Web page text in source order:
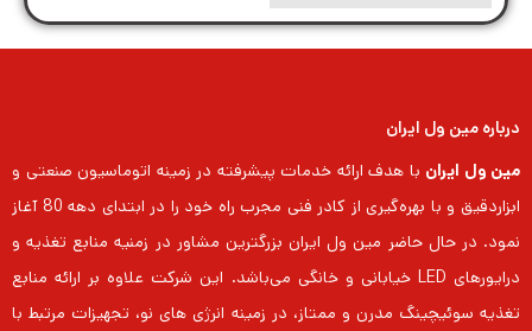
درباره مین ول ایران
مین ول ایران با هدف ارائه خدمات پیشرفته در زمینه اتوماسیون صنعتی و
ابزاردقیق و با بهره‌گیری از کادر فنی مجرب راه خود را در ابتدای دهه 80 آغاز
نمود. در حال حاضر مین ول ایران بزرگترین مشاور در زمنیه منابع تغذیه و
درایورهای LED خیابانی و خانگی می‌باشد. این شرکت علاوه بر ارائه منابع
تغذیه سوئیچینگ مدرن و ممتاز، در زمینه انرژی های نو، تجهیزات مرتبط با